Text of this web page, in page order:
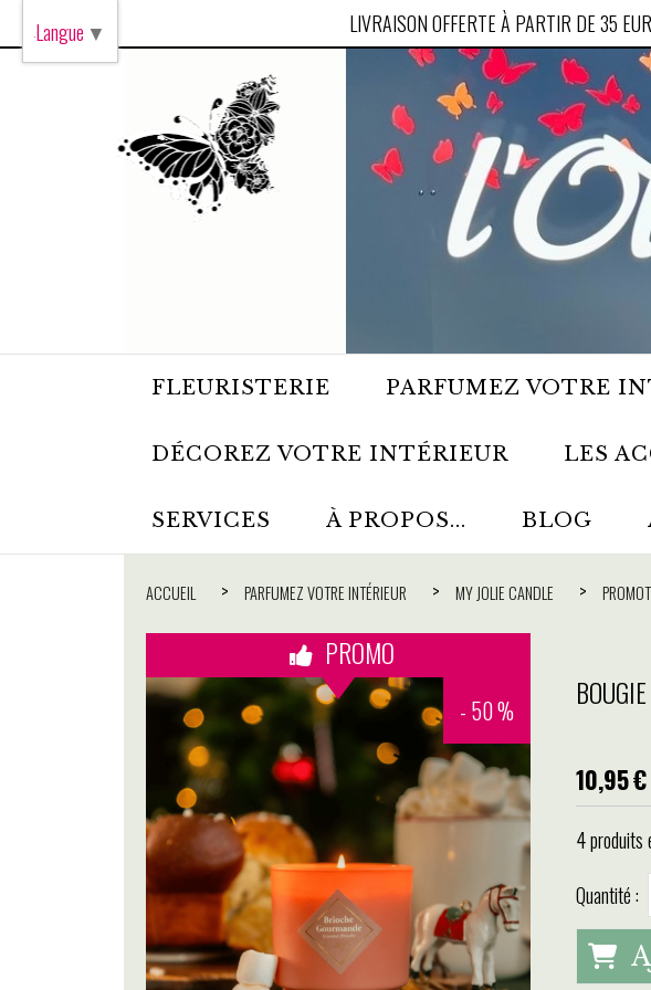
LIVRAISON OFFERTE À PARTIR DE 35
FLEURISTERIE PARFUMEZ VOTRE
DÉCOREZ VOTRE INTÉRIEUR LES
SERVICES À PROPOS... BLOG
ACCUEIL PARFUMEZ VOTRE INTÉRIEUR MY JOLIE CANDLE
PROMO
- 50 %
10,95€
4produits
Quantité :
Langue ▼